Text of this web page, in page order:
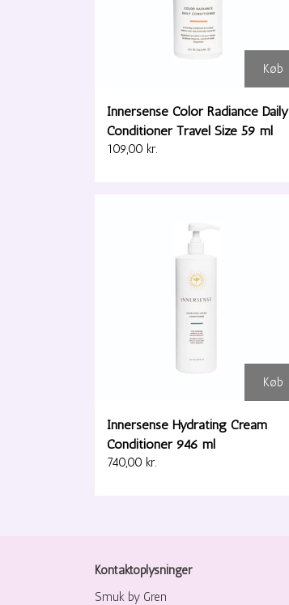
Køb
Innersense Color Radiance Daily
Conditioner Travel Size 59 ml
109,00 kr.
Køb
Innersense Hydrating Cream
Conditioner 946 ml
740,00 kr.
Kontaktoplysninger
Smuk by Gren